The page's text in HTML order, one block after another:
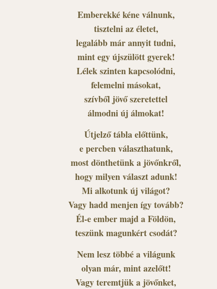
Emberekké kéne válnunk,
tisztelni az életet,
legalább már annyit tudni,
mint egy újszülött gyerek!
Lélek szinten kapcsolódni,
felemelni másokat,
szívből jövő szeretettel
álmodni új álmokat!
Útjelző tábla előttünk,
e percben választhatunk,
most dönthetünk a jövőnkről,
hogy milyen választ adunk!
Mi alkotunk új világot?
Vagy hadd menjen így tovább?
Él-e ember majd a Földön,
teszünk magunkért csodát?
Nem lesz többé a világunk
olyan már, mint azelőtt!
Vagy teremtjük a jövőnket,